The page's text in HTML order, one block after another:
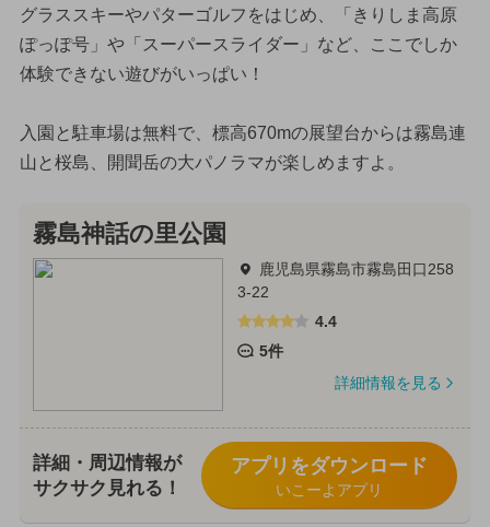
グラススキーやパターゴルフをはじめ、「きりしま高原
ぽっぽ号」や「スーパースライダー」など、ここでしか
体験できない遊びがいっぱい！
入園と駐車場は無料で、標高670mの展望台からは霧島連
山と桜島、開聞岳の大パノラマが楽しめますよ。
霧島神話の里公園
鹿児島県霧島市霧島田口258
3-22
4.4
5件
詳細情報を見る
詳細・周辺情報が
サクサク見れる！
アプリをダウンロード
いこーよアプリ